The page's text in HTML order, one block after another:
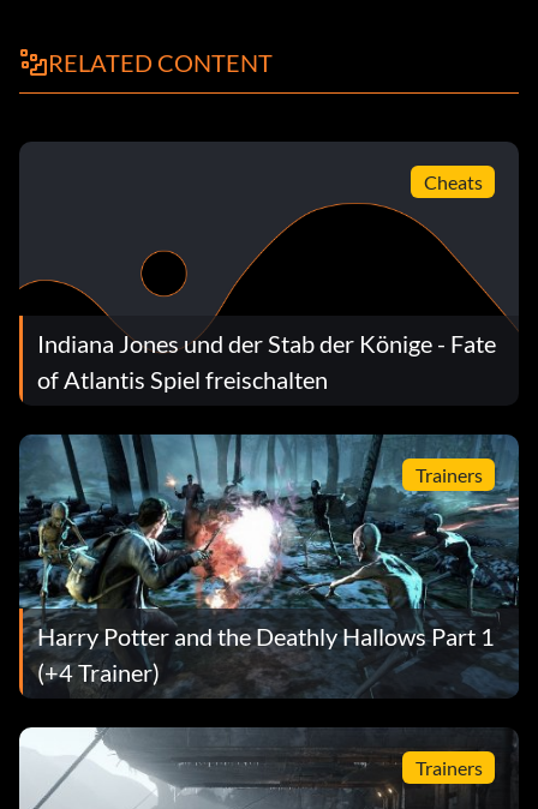
RELATED CONTENT
Cheats
Indiana Jones und der Stab der Könige - Fate
of Atlantis Spiel freischalten
Trainers
Harry Potter and the Deathly Hallows Part 1
(+4 Trainer)
Trainers